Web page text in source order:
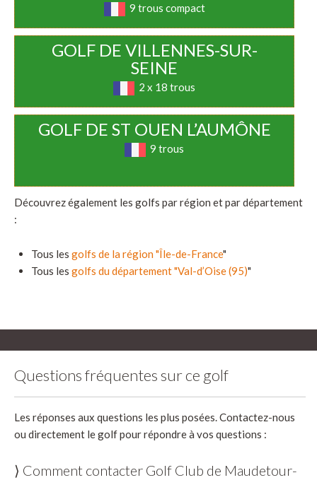
9 trous compact
GOLF DE VILLENNES-SUR-
SEINE
2 x 18 trous
GOLF DE ST OUEN L’AUMÔNE
9 trous
Découvrez également les golfs par région et par département
:
Tous les golfs de la région "Île-de-France"
Tous les golfs du département "Val-d’Oise (95)"
Questions fréquentes sur ce golf
Les réponses aux questions les plus posées. Contactez-nous
ou directement le golf pour répondre à vos questions :
⟩ Comment contacter Golf Club de Maudetour-